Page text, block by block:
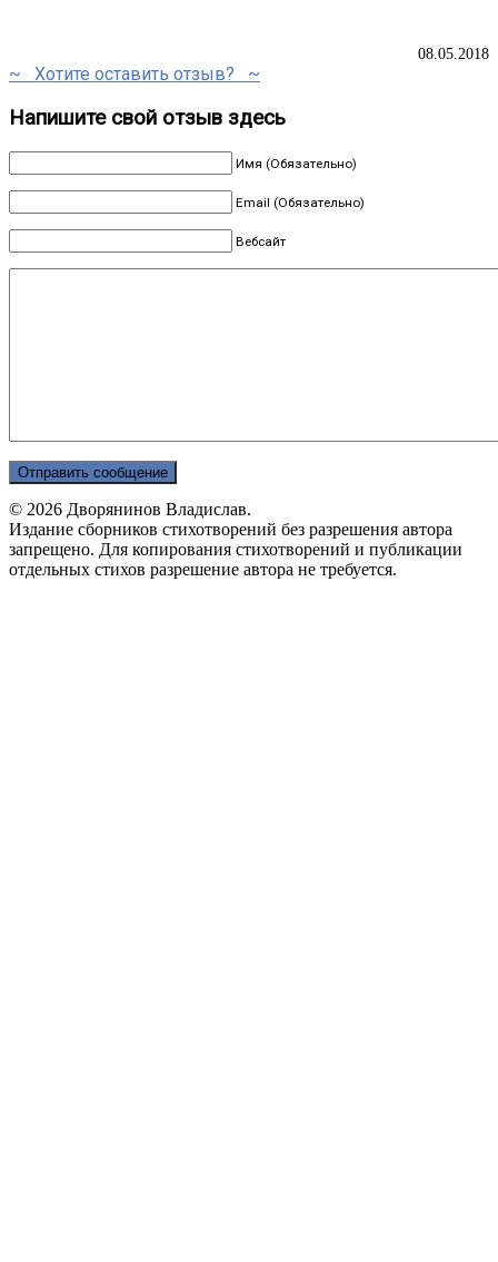
08.05.2018
~ Хотите оставить отзыв? ~
Напишите свой отзыв здесь
Имя (Обязательно)
Email (Обязательно)
Вебсайт
© 2026 Дворянинов Владислав.
Издание сборников стихотворений без разрешения автора
запрещено. Для копирования стихотворений и публикации
отдельных стихов разрешение автора не требуется.